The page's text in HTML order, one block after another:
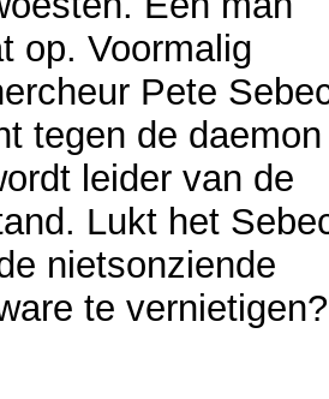
op. Voormalig
Pete
tegen de
leider van de
Lukt het
nietsonziende
te vernietigen?